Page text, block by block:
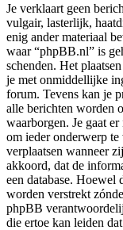
Je verklaart geen
vulgair, lasterlijk,
enig ander materiaal
waar “phpBB.nl” is
schenden. Het
je met onmiddellijke
forum. Tevens kan je
alle berichten worden
waarborgen. Je gaat
om ieder onderwerp
verplaatsen wanneer
akkoord, dat de
een database. Hoewel
worden verstrekt
phpBB
die ertoe kan leiden